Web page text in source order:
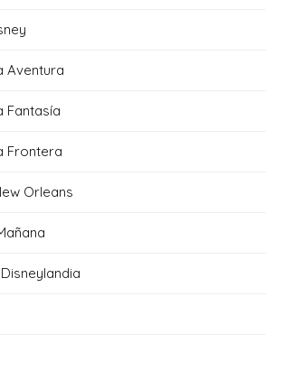
Aventura
Fantasía
Frontera
Orleans